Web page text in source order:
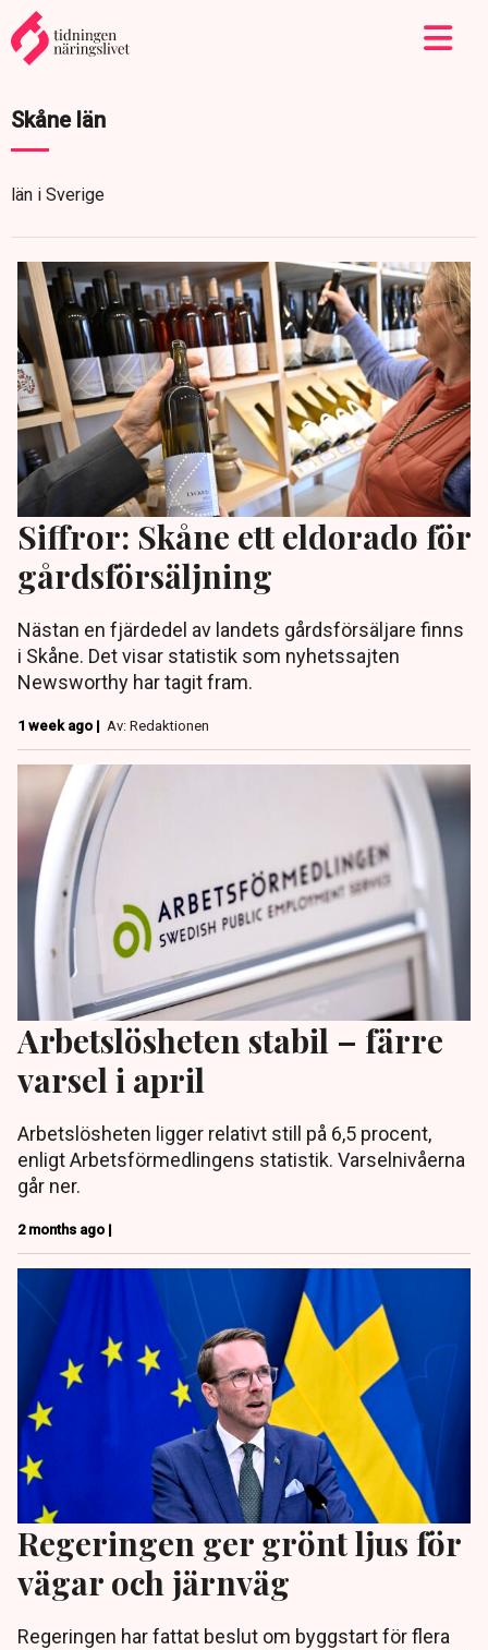
Skåne län
län i Sverige
Siffror: Skåne ett eldorado för
gårdsförsäljning
Nästan en fjärdedel av landets gårdsförsäljare finns
i Skåne. Det visar statistik som nyhetssajten
Newsworthy har tagit fram.
1 week ago | Av: Redaktionen
Arbetslösheten stabil – färre
varsel i april
Arbetslösheten ligger relativt still på 6,5 procent,
enligt Arbetsförmedlingens statistik. Varselnivåerna
går ner.
2 months ago |
Regeringen ger grönt ljus för
vägar och järnväg
Regeringen har fattat beslut om byggstart för flera